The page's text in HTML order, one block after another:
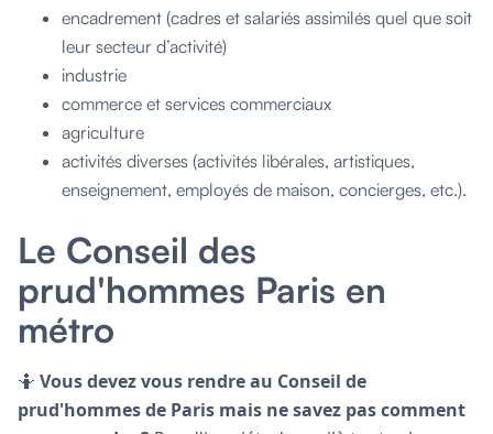
encadrement (cadres et salariés assimilés quel que soit
leur secteur d’activité)
industrie
commerce et services commerciaux
agriculture
activités diverses (activités libérales, artistiques,
enseignement, employés de maison, concierges, etc.).
Le Conseil des
prud'hommes Paris en
métro
🤷 Vous devez vous rendre au Conseil de
prud'hommes de Paris mais ne savez pas comment